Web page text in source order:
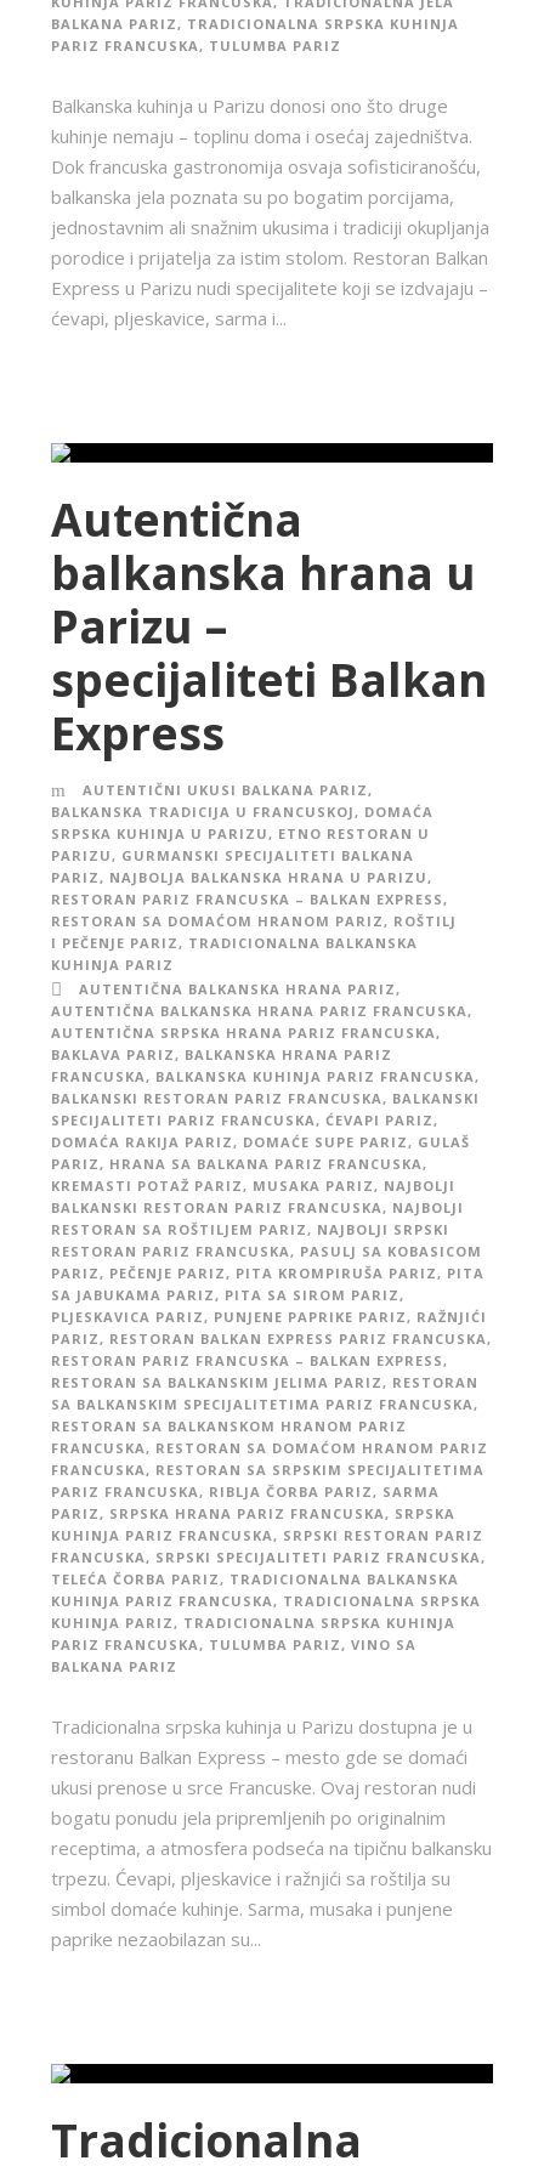
BALKANA PARIZ , TRADICIONALNA SRPSKA KUHINJA
PARIZ FRANCUSKA , TULUMBA PARIZ
Balkanska kuhinja u Parizu donosi ono što druge
kuhinje nemaju – toplinu doma i osećaj zajedništva.
Dok francuska gastronomija osvaja sofisticiranošću,
balkanska jela poznata su po bogatim porcijama,
jednostavnim ali snažnim ukusima i tradiciji okupljanja
porodice i prijatelja za istim stolom. Restoran Balkan
Express u Parizu nudi specijalitete koji se izdvajaju –
ćevapi, pljeskavice, sarma i...
Autentična
balkanska hrana u
Parizu –
specijaliteti Balkan
Express
AUTENTIČNI UKUSI BALKANA PARIZ ,
BALKANSKA TRADICIJA U FRANCUSKOJ , DOMAĆA
SRPSKA KUHINJA U PARIZU , ETNO RESTORAN U
PARIZU , GURMANSKI SPECIJALITETI BALKANA
PARIZ , NAJBOLJA BALKANSKA HRANA U PARIZU ,
RESTORAN PARIZ FRANCUSKA – BALKAN EXPRESS ,
RESTORAN SA DOMAĆOM HRANOM PARIZ , ROŠTILJ
I PEČENJE PARIZ , TRADICIONALNA BALKANSKA
KUHINJA PARIZ
AUTENTIČNA BALKANSKA HRANA PARIZ ,
AUTENTIČNA BALKANSKA HRANA PARIZ FRANCUSKA ,
AUTENTIČNA SRPSKA HRANA PARIZ FRANCUSKA ,
BAKLAVA PARIZ , BALKANSKA HRANA PARIZ
FRANCUSKA , BALKANSKA KUHINJA PARIZ FRANCUSKA ,
BALKANSKI RESTORAN PARIZ FRANCUSKA , BALKANSKI
SPECIJALITETI PARIZ FRANCUSKA , ĆEVAPI PARIZ ,
DOMAĆA RAKIJA PARIZ , DOMAĆE SUPE PARIZ , GULAŠ
PARIZ , HRANA SA BALKANA PARIZ FRANCUSKA ,
KREMASTI POTAŽ PARIZ , MUSAKA PARIZ , NAJBOLJI
BALKANSKI RESTORAN PARIZ FRANCUSKA , NAJBOLJI
RESTORAN SA ROŠTILJEM PARIZ , NAJBOLJI SRPSKI
RESTORAN PARIZ FRANCUSKA , PASULJ SA KOBASICOM
PARIZ , PEČENJE PARIZ , PITA KROMPIRUŠA PARIZ , PITA
SA JABUKAMA PARIZ , PITA SA SIROM PARIZ ,
PLJESKAVICA PARIZ , PUNJENE PAPRIKE PARIZ , RAŽNJIĆI
PARIZ , RESTORAN BALKAN EXPRESS PARIZ FRANCUSKA ,
RESTORAN PARIZ FRANCUSKA – BALKAN EXPRESS ,
RESTORAN SA BALKANSKIM JELIMA PARIZ , RESTORAN
SA BALKANSKIM SPECIJALITETIMA PARIZ FRANCUSKA ,
RESTORAN SA BALKANSKOM HRANOM PARIZ
FRANCUSKA , RESTORAN SA DOMAĆOM HRANOM PARIZ
FRANCUSKA , RESTORAN SA SRPSKIM SPECIJALITETIMA
PARIZ FRANCUSKA , RIBLJA ČORBA PARIZ , SARMA
PARIZ , SRPSKA HRANA PARIZ FRANCUSKA , SRPSKA
KUHINJA PARIZ FRANCUSKA , SRPSKI RESTORAN PARIZ
FRANCUSKA , SRPSKI SPECIJALITETI PARIZ FRANCUSKA ,
TELEĆA ČORBA PARIZ , TRADICIONALNA BALKANSKA
KUHINJA PARIZ FRANCUSKA , TRADICIONALNA SRPSKA
KUHINJA PARIZ , TRADICIONALNA SRPSKA KUHINJA
PARIZ FRANCUSKA , TULUMBA PARIZ , VINO SA
BALKANA PARIZ
Tradicionalna srpska kuhinja u Parizu dostupna je u
restoranu Balkan Express – mesto gde se domaći
ukusi prenose u srce Francuske. Ovaj restoran nudi
bogatu ponudu jela pripremljenih po originalnim
receptima, a atmosfera podseća na tipičnu balkansku
trpezu. Ćevapi, pljeskavice i ražnjići sa roštilja su
simbol domaće kuhinje. Sarma, musaka i punjene
paprike nezaobilazan su...
Tradicionalna